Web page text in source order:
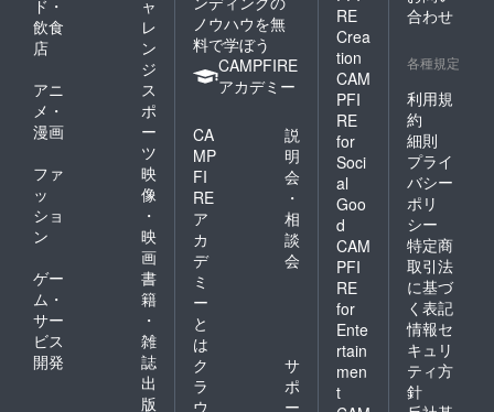
ド・
飲食
店
ャ
レ
ン
ジ
アニ
メ・
漫画
ス
ポ
ー
ツ
ファ
ッ
ショ
ン
映
像
・
映
画
ゲー
ム・
サー
ビス
開発
書
籍
・
雑
誌
出
版
ノウハウを無
料で学ぼう
CAMPFIRE
アカデミー
CA
MP
FI
RE
ア
カ
デ
ミ
ー
と
は
説
明
会
・
相
談
会
ク
ラ
ウ
サ
ポ
ー
RE
Crea
tion
CAM
PFI
RE
for
Soci
al
Goo
d
CAM
PFI
RE
for
Ente
rtain
men
t
合わせ
各種規定
利用規
約
細則
プライ
バシー
ポリ
シー
特定商
取引法
に基づ
く表記
情報セ
キュリ
ティ方
針